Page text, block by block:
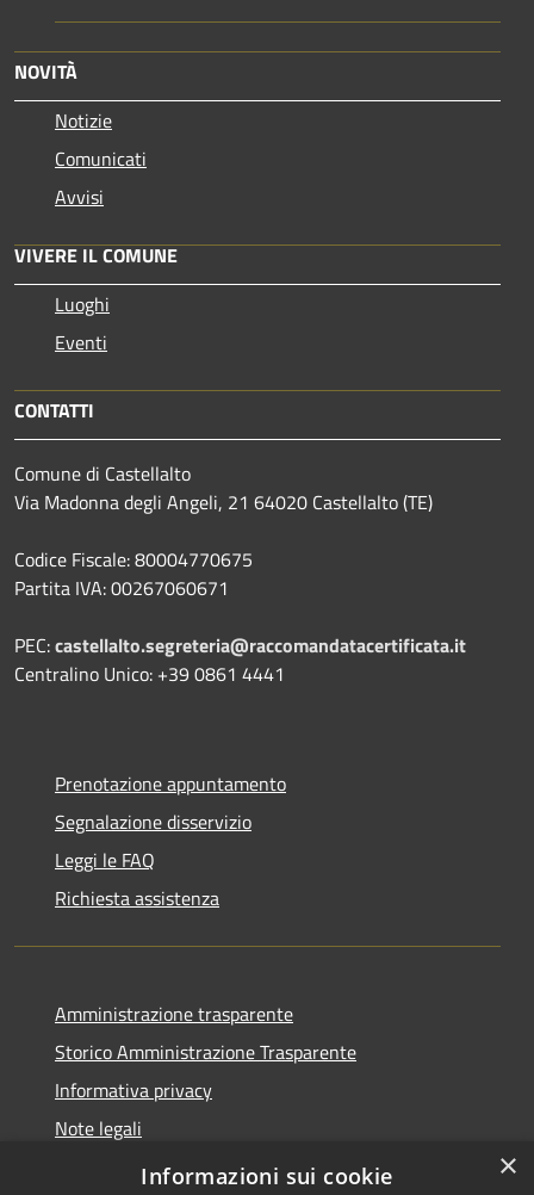
NOVITÀ
Notizie
Comunicati
Avvisi
VIVERE IL COMUNE
Luoghi
Eventi
CONTATTI
Comune di Castellalto
Via Madonna degli Angeli, 21 64020 Castellalto (TE)
Codice Fiscale: 80004770675
Partita IVA: 00267060671
PEC:castellalto.segreteria@raccomandatacertificata.it
Centralino Unico: +39 0861 4441
Prenotazione appuntamento
Segnalazione disservizio
Leggi le FAQ
Richiesta assistenza
Amministrazione trasparente
Storico Amministrazione Trasparente
Informativa privacy
Note legali
Dichiarazione di accessibilità
×
Informazioni sui cookie